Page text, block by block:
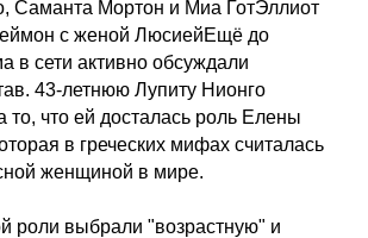
Саманта Мортон и Миа ГотЭллиот
с женой ЛюсиейЕщё до
в сети активно обсуждали
43-летнюю Лупиту Нионго
то, что ей досталась роль Елены
в греческих мифах считалась
женщиной в мире.
роли выбрали "возрастную" и